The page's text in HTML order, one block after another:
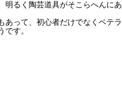
明るく陶芸道具がそこらへんにあ
あって、初心者だけでなくベテラ
です。